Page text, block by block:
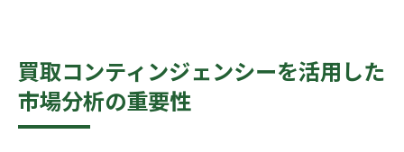
買取コンティンジェンシーを活用した
市場分析の重要性